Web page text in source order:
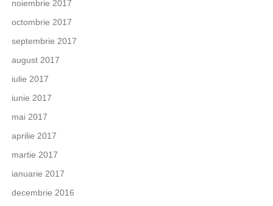
noiembrie 2017
octombrie 2017
septembrie 2017
august 2017
iulie 2017
iunie 2017
mai 2017
aprilie 2017
martie 2017
ianuarie 2017
decembrie 2016